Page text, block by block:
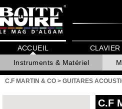
ACCUEIL
Instruments & Matériel
CLAVIER
C.F MARTIN & CO > GUITARES
C.F